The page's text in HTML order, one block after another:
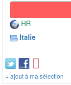
HR
Italie
+ ajout à ma sélection